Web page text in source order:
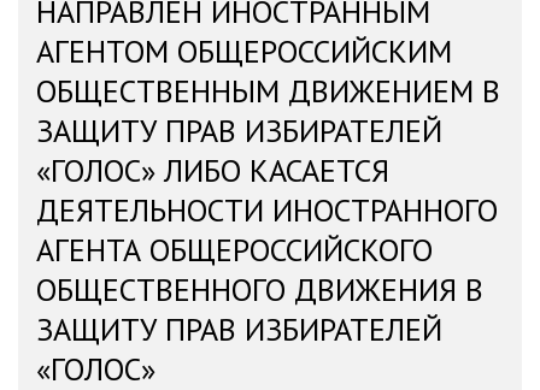
НАПРАВЛЕН ИНОСТРАННЫМ
АГЕНТОМ ОБЩЕРОССИЙСКИМ
ОБЩЕСТВЕННЫМ ДВИЖЕНИЕМ В
ЗАЩИТУ ПРАВ ИЗБИРАТЕЛЕЙ
«ГОЛОС» ЛИБО КАСАЕТСЯ
ДЕЯТЕЛЬНОСТИ ИНОСТРАННОГО
АГЕНТА ОБЩЕРОССИЙСКОГО
ОБЩЕСТВЕННОГО ДВИЖЕНИЯ В
ЗАЩИТУ ПРАВ ИЗБИРАТЕЛЕЙ
«ГОЛОС»